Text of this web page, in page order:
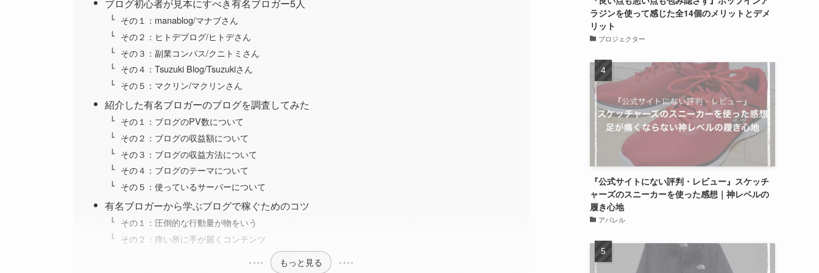
ブログ初心者が見本にすべき有名ブロガー5人
その１：manablog/マナブさん
その２：ヒトデブログ/ヒトデさん
その３：副業コンパス/クニトミさん
その４：Tsuzuki Blog/Tsuzukiさん
その５：マクリン/マクリンさん
紹介した有名ブロガーのブログを調査してみた
その１：ブログのPV数について
その２：ブログの収益額について
その３：ブログの収益方法について
その４：ブログのテーマについて
その５：使っているサーバーについて
有名ブロガーから学ぶブログで稼ぐためのコツ
その１：圧倒的な行動量が物をいう
その２：痒い所に手が届くコンテンツ
もっと見る
ラジンを使って感じた全14個のメリットとデメ
リット
プロジェクター
『公式サイトにない評判・レビュー』スケッチ
ャーズのスニーカーを使った感想｜神レベルの
履き心地
アパレル